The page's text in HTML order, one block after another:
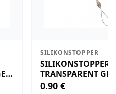
SILIKONSTOPPER
SILIKONSTOPPER
TRANSPARENT
KLEIN
0.90 €